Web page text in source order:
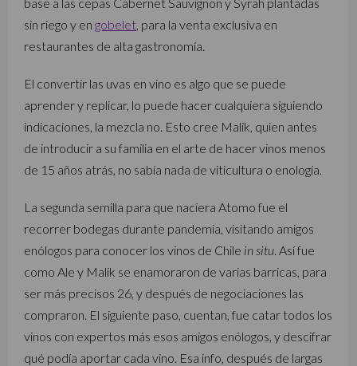
sin riego y en gobelet , para la venta exclusiva en
restaurantes de alta gastronomía.
El convertir las uvas en vino es algo que se puede
aprender y replicar, lo puede hacer cualquiera siguiendo
indicaciones, la mezcla no. Esto cree Malik, quien antes
de introducir a su familia en el arte de hacer vinos menos
de 15 años atrás, no sabía nada de viticultura o enología.
La segunda semilla para que naciera Atomo fue el
recorrer bodegas durante pandemia, visitando amigos
enólogos para conocer los vinos de Chile in situ . Así fue
como Ale y Malik se enamoraron de varias barricas, para
ser más precisos 26, y después de negociaciones las
compraron. El siguiente paso, cuentan, fue catar todos los
vinos con expertos más esos amigos enólogos, y descifrar
qué podía aportar cada vino. Esa info, después de largas